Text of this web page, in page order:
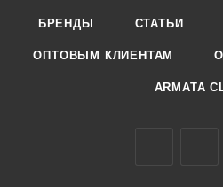
БРЕНДЫ СТАТЬИ
ОПТОВЫМ КЛИЕНТАМ
ARMATA